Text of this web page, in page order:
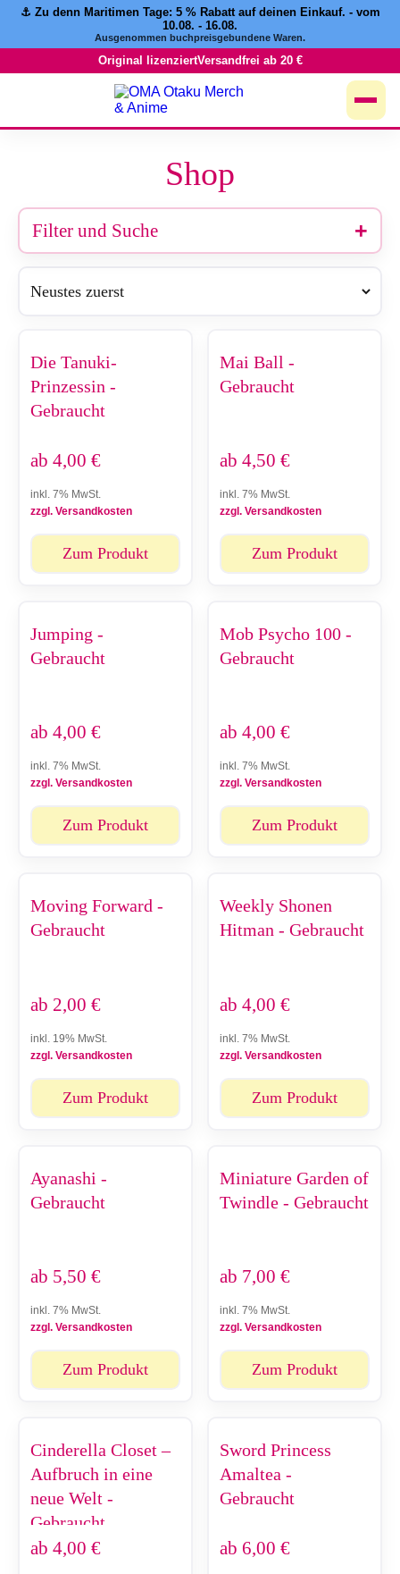
Zum
springen
⚓️ Zu denn Maritimen Tage: 5 % Rabattauf deinen Einkauf. - vom
10.08. - 16.08.
Ausgenommen buchpreisgebundene Waren.
Original lizenziertVersandfrei ab 20 €
Shop
Filter und Suche
Die Tanuki-
Prinzessin -
Gebraucht
ab 4,00 €
inkl. 7% MwSt.
zzgl. Versandkosten
Zum Produkt
Mai Ball -
Gebraucht
ab 4,50 €
inkl. 7% MwSt.
zzgl. Versandkosten
Zum Produkt
Jumping -
Gebraucht
ab 4,00 €
inkl. 7% MwSt.
zzgl. Versandkosten
Zum Produkt
Mob Psycho 100 -
Gebraucht
ab 4,00 €
inkl. 7% MwSt.
zzgl. Versandkosten
Zum Produkt
Moving Forward -
Gebraucht
ab 2,00 €
inkl. 19% MwSt.
zzgl. Versandkosten
Zum Produkt
Weekly Shonen
Hitman - Gebraucht
ab 4,00 €
inkl. 7% MwSt.
zzgl. Versandkosten
Zum Produkt
Ayanashi -
Gebraucht
ab 5,50 €
inkl. 7% MwSt.
zzgl. Versandkosten
Zum Produkt
Miniature Garden of
Twindle - Gebraucht
ab 7,00 €
inkl. 7% MwSt.
zzgl. Versandkosten
Zum Produkt
Cinderella Closet –
Aufbruch in eine
neue Welt -
Gebraucht
ab 4,00 €
Sword Princess
Amaltea -
Gebraucht
ab 6,00 €